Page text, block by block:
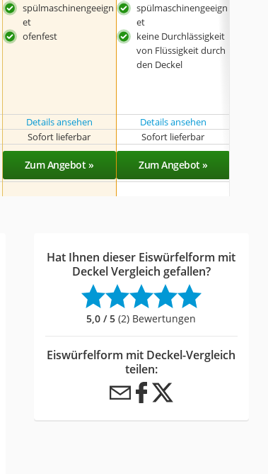
spülmaschinengeeign
et
ofenfest
spülmaschinengeeign
et
keine Durchlässigkeit
von Flüssigkeit durch
den Deckel
Details ansehen Details ansehen
Sofort lieferbar Sofort lieferbar
Zum Angebot » Zum Angebot »
Hat Ihnen dieser Eiswürfelform mit
Deckel Vergleich gefallen?
5,0 / 5 (2) Bewertungen
Eiswürfelform mit Deckel-Vergleich
teilen: